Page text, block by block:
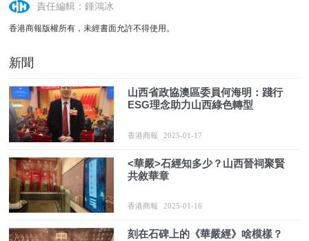
責任編輯：鍾鴻冰
香港商報版權所有，未經書面允許不得使用。
新聞
山西省政協澳區委員何海明：踐行
ESG理念助力山西綠色轉型
香港商報 2025-01-17
<華嚴>石經知多少？山西晉祠聚賢
共敘華章
香港商報 2025-01-16
刻在石碑上的《華嚴經》啥模樣？